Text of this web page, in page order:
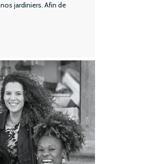
jardiniers. Afin de